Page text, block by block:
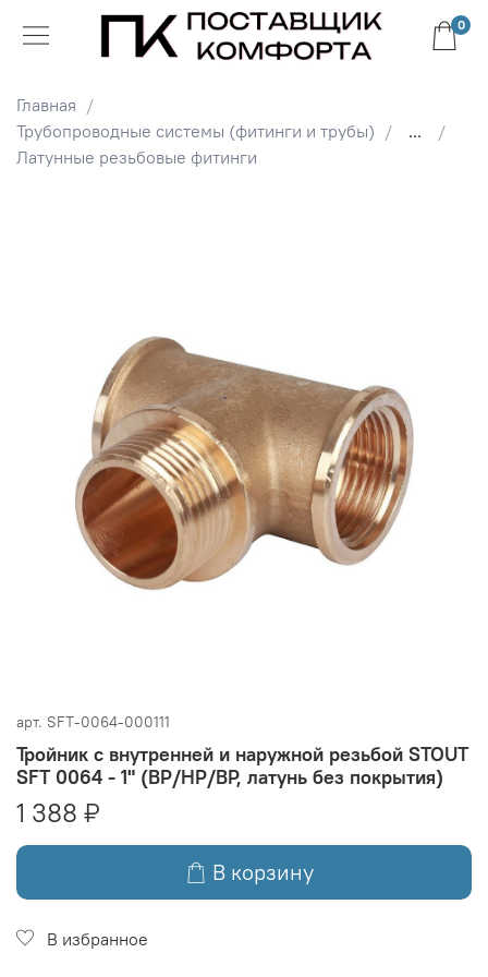
0
Главная
Трубопроводные системы (фитинги и трубы)
...
Латунные резьбовые фитинги
арт. SFT-0064-000111
Тройник с внутренней и наружной резьбой STOUT
SFT 0064 - 1" (ВР/НР/ВР, латунь без покрытия)
1 388 ₽
В корзину
В избранное